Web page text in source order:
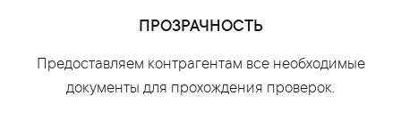
ПРОЗРАЧНОСТЬ
Предоставляем контрагентам все необходимые
документы для прохождения проверок.